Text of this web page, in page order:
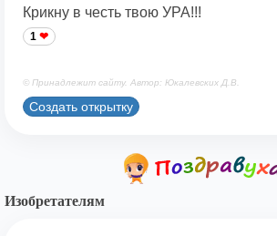
Крикну в честь твою УРА!!!
1
© Принадлежит сайту. Автор: Юкалевских Д.В.
Создать открытку
Изобретателям